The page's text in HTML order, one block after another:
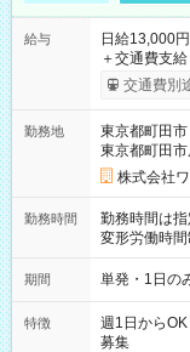
給与
日給13,000
＋交通費支給 ★交通費全額支給！ ┗案件により規定あり ★日払
いOK！（規
ンビニATMから
交通費別
勤務地
東京都町田市
東京都町田市
株式会社
勤務時間
勤務時間は指
変形労働時間制 想
～21：00
期間 単発・1日の
特徴
週1日から
募集